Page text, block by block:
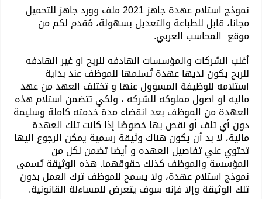
نموذج استلام عهدة جاهز 2021 ملف وورد جاهز للتحميل
مجانا، قابل للطباعة والتعديل بسهولة، مُقدم لكم من
موقع المحاسب العربي.
أغلب الشركات والمؤسسات الهادفه للربح او غير الهادفه
للربح يكون لديها عهدة تُسلمها للموظف عند بداية
استلامه للوظيفة المسؤول عنها و تختلف العهد من عهد
ماليه او اصول مملوكه للشركه ، ولكي تتضمن استلام هذه
العهدة من الموظف بعد انقضاء مدة خدمته كاملة وسليمة
دون أي تلف أو نقص بها خصوصًا إذا كانت تلك العهدة
مالية، لا بد أن يكون هناك وثيقة رسمية يمكن الرجوع اليها
تحتوي علي تفاصيل العهده و أيضا تضمن لكل من
المؤسسة والموظف كذلك حقوقهما. هذه الوثيقة تُسمى
نموذج استلام عهدة، ولا يسمح للموظف ترك العمل بدون
تلك الوثيقة وإلا فإنه سوف يتعرض للمساءلة القانونية.